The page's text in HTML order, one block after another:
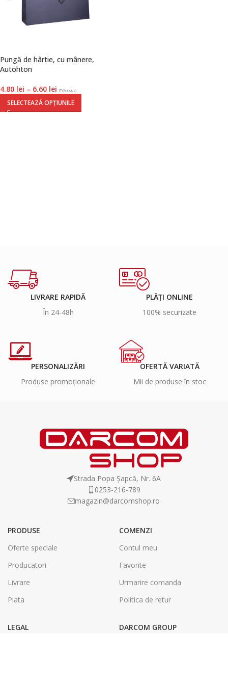
Pungă de hârtie, cu mânere,
Autohton
4.80 lei – 6.60 lei (TVA inclus)
SELECTEAZĂ OPȚIUNILE
LIVRARE RAPIDĂ
În 24-48h
PLĂȚI ONLINE
100% securizate
PERSONALIZĂRI
Produse promoționale
OFERTĂ VARIATĂ
Mii de produse în stoc
Strada Popa Șapcă, Nr. 6A
0253-216-789
magazin@darcomshop.ro
PRODUSE
Oferte speciale
Producatori
Livrare
Plata
COMENZI
Contul meu
Favorite
Urmarire comanda
Politica de retur
LEGAL
DARCOM GROUP